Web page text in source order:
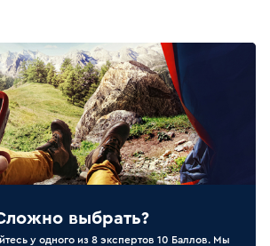
выбрать?
у одного из 8 экспертов 10 Баллов. Мы